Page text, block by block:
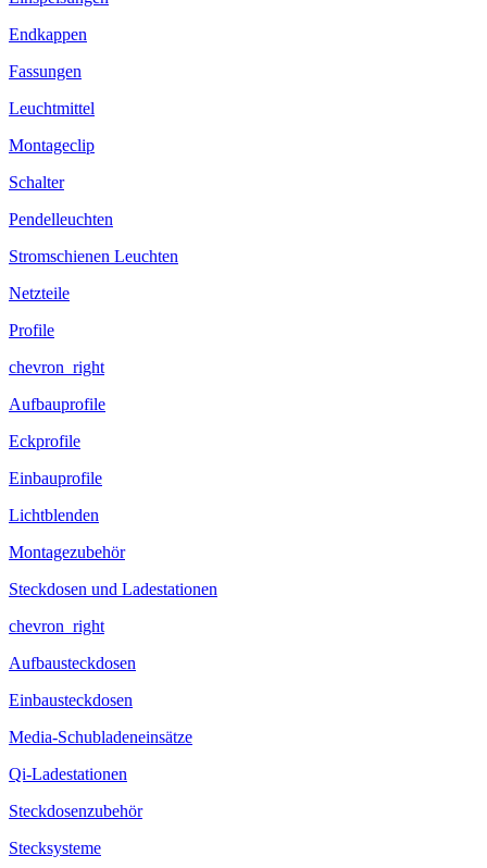
Endkappen
Fassungen
Leuchtmittel
Montageclip
Schalter
Pendelleuchten
Stromschienen Leuchten
Netzteile
Profile
chevron_right
Aufbauprofile
Eckprofile
Einbauprofile
Lichtblenden
Montagezubehör
Steckdosen und Ladestationen
chevron_right
Aufbausteckdosen
Einbausteckdosen
Media-Schubladeneinsätze
Qi-Ladestationen
Steckdosenzubehör
Stecksysteme